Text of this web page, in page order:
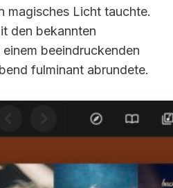
magisches Licht tauchte.
den bekannten
beeindruckenden
fulminant abrundete.